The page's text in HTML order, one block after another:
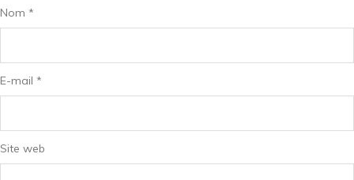
Nom *
E-mail *
Site web